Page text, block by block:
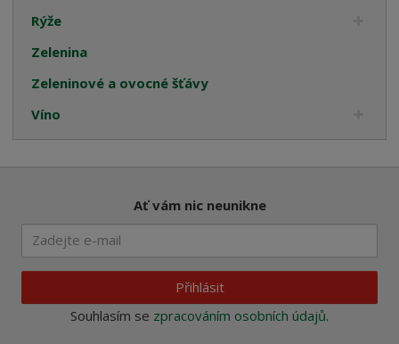
Rýže
Zelenina
Zeleninové a ovocné šťávy
Víno
Ať vám nic neunikne
Přihlásit
Souhlasím se zpracováním osobních údajů.